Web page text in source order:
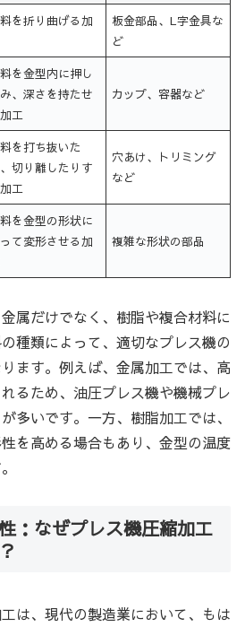
を折り曲げる加
板金部品、L字金具な
ど
を金型内に押し
、深さを持たせ
工
カップ、容器など
を打ち抜いた
切り離したりす
工
穴あけ、トリミング
など
を金型の形状に
て変形させる加
複雑な形状の部品
属だけでなく、樹脂や複合材料に
種類によって、適切なプレス機の
ます。例えば、金属加工では、高
るため、油圧プレス機や機械プレ
多いです。一方、樹脂加工では、
を高める場合もあり、金型の温度
：なぜプレス機圧縮加工
は、現代の製造業において、もは